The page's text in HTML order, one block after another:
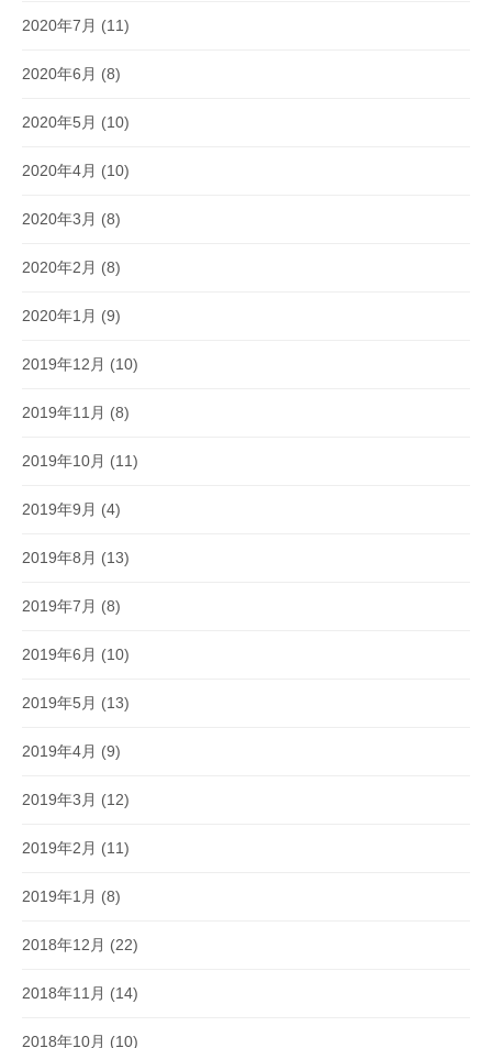
2020年7月 (11)
2020年6月 (8)
2020年5月 (10)
2020年4月 (10)
2020年3月 (8)
2020年2月 (8)
2020年1月 (9)
2019年12月 (10)
2019年11月 (8)
2019年10月 (11)
2019年9月 (4)
2019年8月 (13)
2019年7月 (8)
2019年6月 (10)
2019年5月 (13)
2019年4月 (9)
2019年3月 (12)
2019年2月 (11)
2019年1月 (8)
2018年12月 (22)
2018年11月 (14)
2018年10月 (10)